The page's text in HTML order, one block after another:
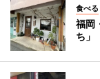
食べる
福岡
ち」